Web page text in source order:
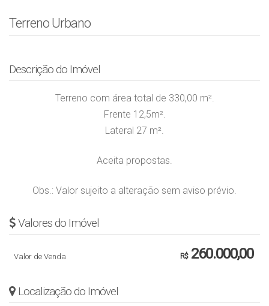
Terreno Urbano
Descrição do Imóvel
Terreno com área total de 330,00 m².
Frente 12,5m².
Lateral 27 m².
Aceita propostas.
Obs.: Valor sujeito a alteração sem aviso prévio.
Valores do Imóvel
R$260.000,00
Valor de Venda
Localização do Imóvel